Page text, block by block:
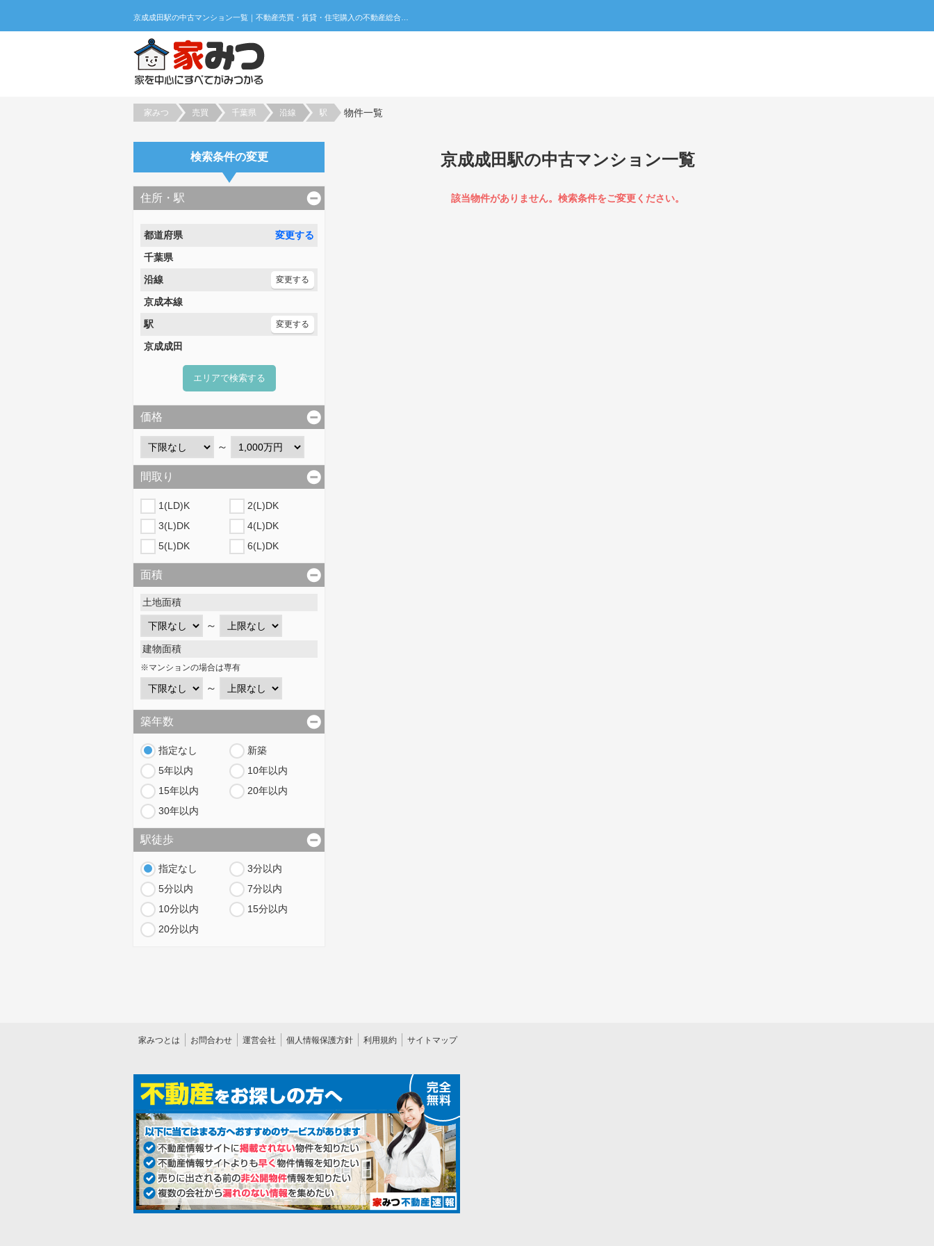
家みつ 売買 千葉県 沿線 駅 物件一覧
検索条件の変更
住所・駅
都道府県
変更する
千葉県
沿線
変更する
京成本線
駅
変更する
京成成田
エリアで検索する
価格
～
間取り
1(LD)K
2(L)DK
3(L)DK
4(L)DK
5(L)DK
6(L)DK
面積
土地面積
～
建物面積
※マンションの場合は専有
～
築年数
指定なし
新築
5年以内
10年以内
15年以内
20年以内
30年以内
駅徒歩
指定なし
3分以内
5分以内
7分以内
10分以内
15分以内
20分以内
京成成田駅の中古マンション一覧
該当物件がありません。検索条件をご変更ください。
家みつとは お問合わせ 運営会社 個人情報保護方針 利用規約 サイトマップ